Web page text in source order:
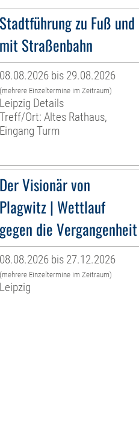
Stadtführung zu Fuß und
mit Straßenbahn
08.08.2026 bis 29.08.2026
(mehrere Einzeltermine im Zeitraum)
Leipzig Details
Treff/Ort: Altes Rathaus,
Eingang Turm
Der Visionär von
Plagwitz | Wettlauf
gegen die Vergangenheit
08.08.2026 bis 27.12.2026
(mehrere Einzeltermine im Zeitraum)
Leipzig